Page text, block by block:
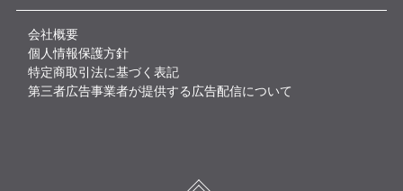
会社概要
個人情報保護方針
特定商取引法に基づく表記
第三者広告事業者が提供する広告配信について